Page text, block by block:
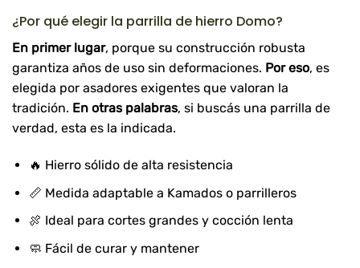
¿Por qué elegir la parrilla de hierro Domo?
En primer lugar, porque su construcción robusta
garantiza años de uso sin deformaciones. Por eso, es
elegida por asadores exigentes que valoran la
tradición. En otras palabras, si buscás una parrilla de
verdad, esta es la indicada.
🔥 Hierro sólido de alta resistencia
📏 Medida adaptable a Kamados o parrilleros
🍖 Ideal para cortes grandes y cocción lenta
🧼 Fácil de curar y mantener